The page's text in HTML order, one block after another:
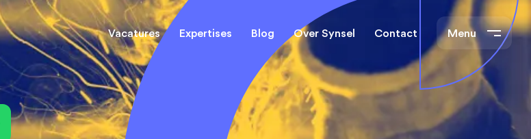
Vacatures
(Field) Service Engineers Mechanical Engineers
Expertises
(Field) Service Engineers Mechanical Engineers
Blog Over Synsel Contact Menu